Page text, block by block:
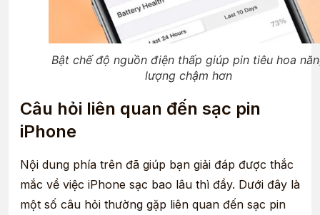
Bật chế độ nguồn điện thấp giúp pin tiêu hoa
lượng chậm hơn
Câu hỏi liên quan đến sạc pin
iPhone
Nội dung phía trên đã giúp bạn giải đáp được thắc
mắc về việc iPhone sạc bao lâu thì đầy. Dưới đây là
một số câu hỏi thường gặp liên quan đến sạc pin